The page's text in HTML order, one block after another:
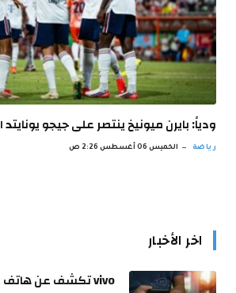
ودياً: بايرن ميونيخ ينتصر على جيجو
رياضة الخميس 06 أغسطس 2:26 ص
اخر الأخبار
vivo تكشف عن هاتف S2 الجديد